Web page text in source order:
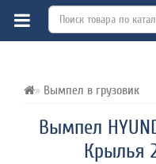
Вымпел в грузовик
Вымпел
Крылья
ВСЕ О ТОВАРЕ